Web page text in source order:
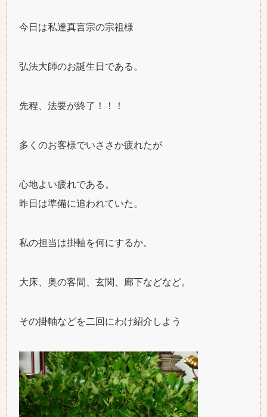
今日は私達真言宗の宗祖様
弘法大師のお誕生日である。
先程、法要が終了！！！
多くのお客様でいささか疲れたが
心地よい疲れである。
昨日は準備に追われていた。
私の担当は掛軸を何にするか。
大床、奥の客間、玄関、廊下などなど。
その掛軸などを二回にわけ紹介しよう